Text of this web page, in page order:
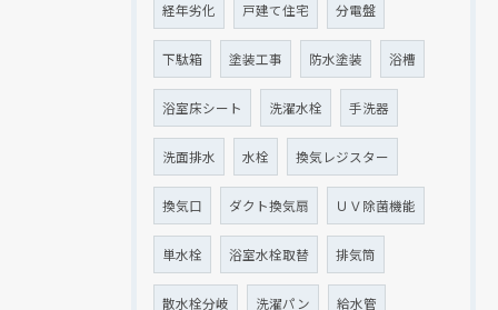
経年劣化 戸建て住宅 分電盤
下駄箱 塗装工事 防水塗装 浴槽
浴室床シート 洗濯水栓 手洗器
洗面排水 水栓 換気レジスター
換気口 ダクト換気扇 ＵＶ除菌機能
単水栓 浴室水栓取替 排気筒
散水栓分岐 洗濯パン 給水管